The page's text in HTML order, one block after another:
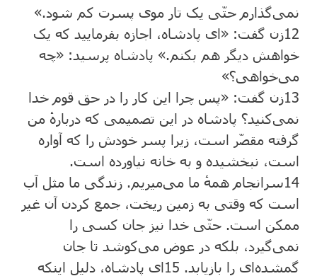
نمی‌گذارم حتّی یک تار موی پسرت کم شود.»
12زن گفت: «ای پادشاه، اجازه بفرمایید که یک
خواهش دیگر هم بکنم.» پادشاه پرسید: «چه
می‌خواهی؟»
13زن گفت: «پس چرا این کار را در حق قوم خدا
نمی‌کنید؟ پادشاه در این تصمیمی که دربارهٔ من
گرفته مقصّر است، زیرا پسر خودش را که آواره
است، نبخشیده و به خانه نیاورده است.
14سرانجام همهٔ ما می‌میریم. زندگی ما مثل آب
است که وقتی به زمین ریخت، جمع کردن آن غیر
ممکن است. حتّی خدا نیز جان کسی را
نمی‌گیرد، بلکه در عوض می‌کوشد تا جان
گمشده‌ای را بازیابد. 15ای پادشاه، دلیل اینکه